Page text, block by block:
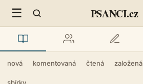
☰ PSANCI.cz
nová komentovaná čtená založená